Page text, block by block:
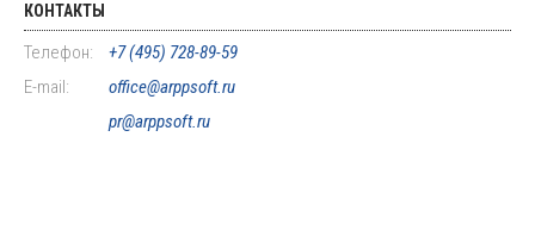
КОНТАКТЫ
Телефон:
+7 (495) 728-89-59
E-mail:
office@arppsoft.ru
pr@arppsoft.ru